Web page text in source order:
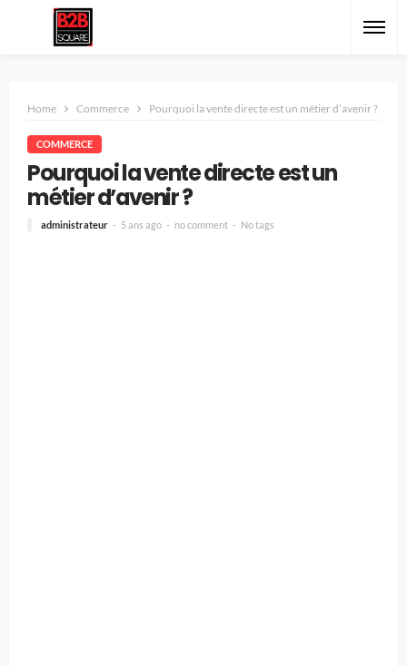
Home Commerce Pourquoi la vente directe est un métier d’avenir ?
COMMERCE
Pourquoi la vente directe est un
métier d’avenir ?
administrateur 5 ans ago no comment No tags